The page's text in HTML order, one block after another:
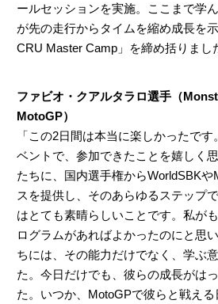
ールセッションを実施。ここまで学
が先の走行からタイムを縮め成長を
CRU Master Camp」を締め括りまし
ファビオ・クアルタラロ選手（
MotoGP）
「この2日間は本当に楽しかったで
ベントで、参加できたことを嬉しく
たちに、国内選手権からWorldSBK
スを提供し、そのあらゆるステップ
はとても素晴らしいことです。私が
ログラムがあればよかったのにと思
ちには、その能力だけでなく、学ぶ
た。今日だけでも、彼らの成長がは
た。いつか、MotoGPで彼らと戦え